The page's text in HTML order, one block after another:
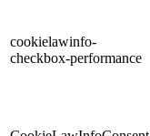
cookielawinfo-
checkbox-performance